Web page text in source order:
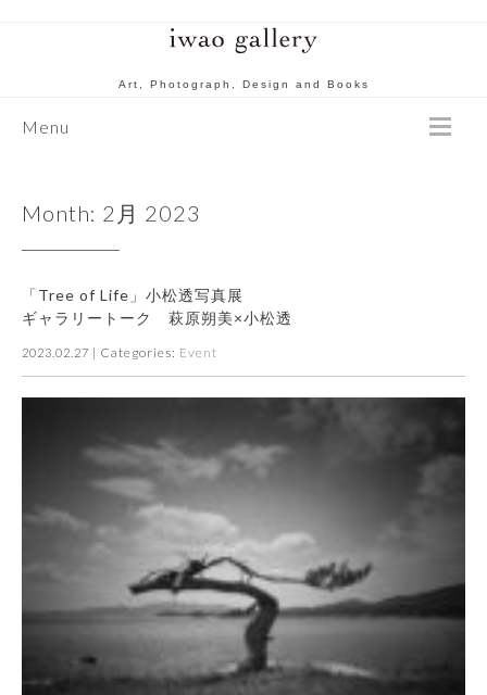
Art, Photograph, Design and Books
Menu
Month: 2月 2023
「Tree of Life」小松透写真展
ギャラリートーク 萩原朔美×小松透
2023.02.27 | Categories: Event